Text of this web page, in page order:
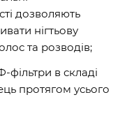
дозволяють
нігтьову
та розводів;
в складі
протягом усього